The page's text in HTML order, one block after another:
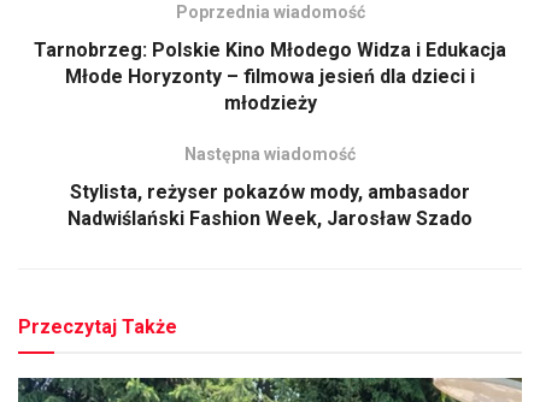
Poprzednia wiadomość
Tarnobrzeg: Polskie Kino Młodego Widza i Edukacja
Młode Horyzonty – filmowa jesień dla dzieci i
młodzieży
Następna wiadomość
Stylista, reżyser pokazów mody, ambasador
Nadwiślański Fashion Week, Jarosław Szado
Przeczytaj Także